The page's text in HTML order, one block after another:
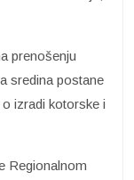
prenošenju
sredina postane
izradi kotorske i
Regionalnom